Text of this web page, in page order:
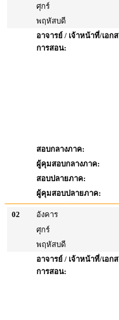
ศุกร์
พฤหัสบดี
อาจารย์ / เจ้าหน้าที่/เอก
การสอน:
สอบกลางภาค:
ผู้คุมสอบกลางภาค:
สอบปลายภาค:
ผู้คุมสอบปลายภาค:
02
อังคาร
ศุกร์
พฤหัสบดี
อาจารย์ / เจ้าหน้าที่/เอก
การสอน: